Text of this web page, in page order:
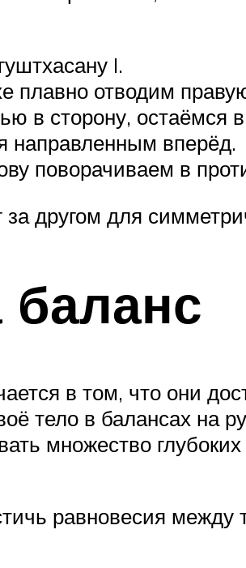
I.
плавно отводим
в сторону,
направленным вперёд.
поворачиваем в
другом для
баланс
в том, что они
тело в балансах на
множество
равновесия между